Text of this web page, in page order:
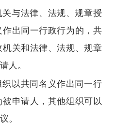
与法律、法规、规章授
出同一行政行为的，共
关和法律、法规、规章
人。
以共同名义作出同一行
申请人，其他组织可以
。